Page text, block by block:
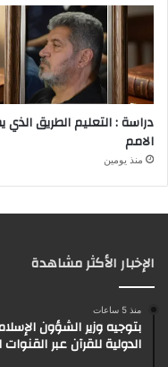
دراسة : التعليم الطريق الذي
الامم
منذ يومين
الإخبار الأكثر مشاهدة
منذ 5 ساعات
بتوجيه وزير الشؤون
الدولية للقرآن عبر